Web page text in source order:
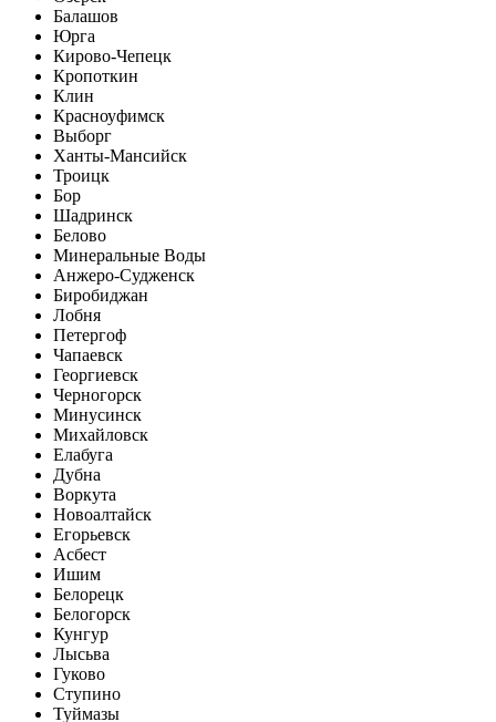
Балашов
Юрга
Кирово-Чепецк
Кропоткин
Клин
Красноуфимск
Выборг
Ханты-Мансийск
Троицк
Бор
Шадринск
Белово
Минеральные Воды
Анжеро-Судженск
Биробиджан
Лобня
Петергоф
Чапаевск
Георгиевск
Черногорск
Минусинск
Михайловск
Елабуга
Дубна
Воркута
Новоалтайск
Егорьевск
Асбест
Ишим
Белорецк
Белогорск
Кунгур
Лысьва
Гуково
Ступино
Туймазы